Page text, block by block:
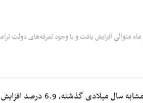
ماه متوالی افزایش یافت و با وجود تعرفه‌های دولت